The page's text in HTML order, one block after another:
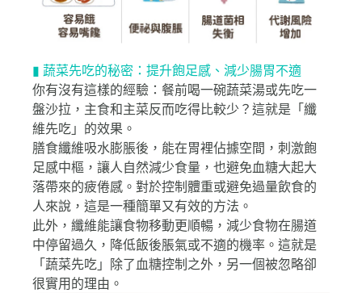
▮ 蔬菜先吃的秘密：提升飽足感、減少腸胃不適
你有沒有這樣的經驗：餐前喝一碗蔬菜湯或先吃一
盤沙拉，主食和主菜反而吃得比較少？這就是「纖
維先吃」的效果。
膳食纖維吸水膨脹後，能在胃裡佔據空間，刺激飽
足感中樞，讓人自然減少食量，也避免血糖大起大
落帶來的疲倦感。對於控制體重或避免過量飲食的
人來說，這是一種簡單又有效的方法。
此外，纖維能讓食物移動更順暢，減少食物在腸道
中停留過久，降低飯後脹氣或不適的機率。這就是
「蔬菜先吃」除了血糖控制之外，另一個被忽略卻
很實用的理由。